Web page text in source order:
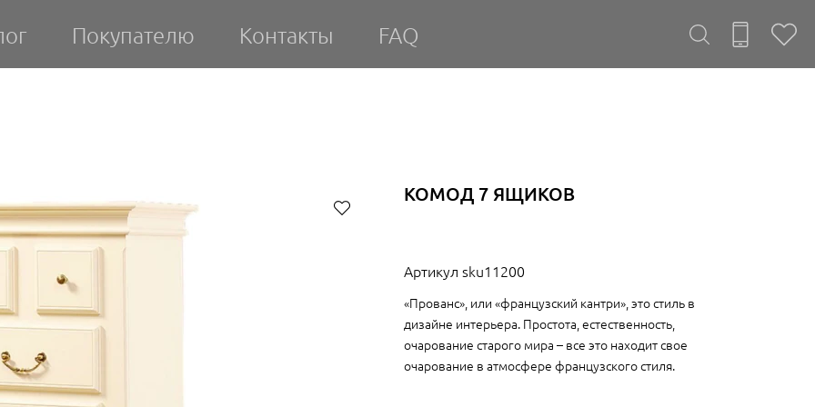
Покупателю Контакты FAQ
КОМОД 7 ЯЩИКОВ
Артикул sku11200
«Прованс», или «французский кантри», это стиль в
дизайне интерьера. Простота, естественность,
очарование старого мира – все это находит свое
очарование в атмосфере французского стиля.